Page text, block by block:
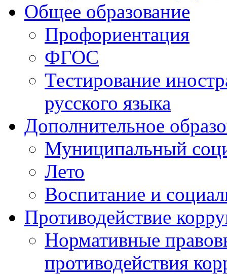
Общее образование
Профориентация
ФГОС
Тестирование
русского языка
Дополнительное
Муниципальный
Лето
Воспитание и
Противодействие
Нормативные
противодействия